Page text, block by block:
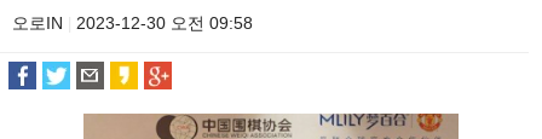
오로IN
2023-12-30 오전 09:58